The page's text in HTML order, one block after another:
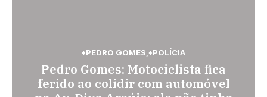
♦ESPORTES
Vini Jr. torna-se o brasileiro mais
♦PEDRO GOMES ♦POLÍCIA
Pedro Gomes: Motociclista fica
ferido ao colidir com automóvel
♦POLÍCIA
Jovem de 26 anos é assassinada a
facadas em Rio Verde de Mato